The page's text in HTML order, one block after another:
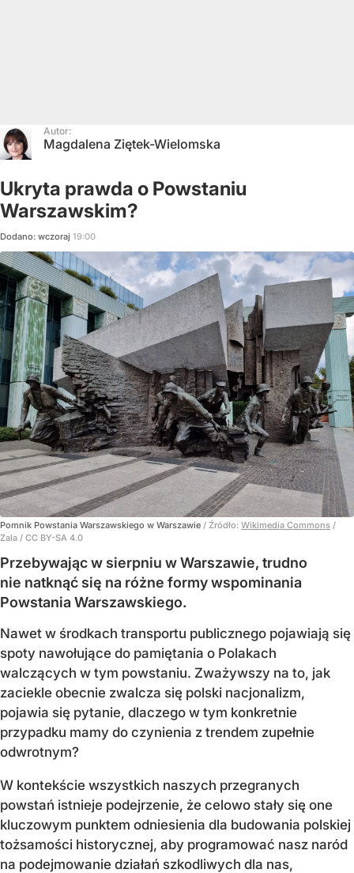
Autor:
Magdalena Ziętek-Wielomska
Ukryta prawda o Powstaniu
Warszawskim?
Dodano: wczoraj 19:00
Pomnik Powstania Warszawskiego w Warszawie / Źródło: Wikimedia Commons /
Zala / CC BY-SA 4.0
Przebywając w sierpniu w Warszawie, trudno
nie natknąć się na różne formy wspominania
Powstania Warszawskiego.
Nawet w środkach transportu publicznego pojawiają się
spoty nawołujące do pamiętania o Polakach
walczących w tym powstaniu. Zważywszy na to, jak
zaciekle obecnie zwalcza się polski nacjonalizm,
pojawia się pytanie, dlaczego w tym konkretnie
przypadku mamy do czynienia z trendem zupełnie
odwrotnym?
W kontekście wszystkich naszych przegranych
powstań istnieje podejrzenie, że celowo stały się one
kluczowym punktem odniesienia dla budowania polskiej
tożsamości historycznej, aby programować nasz naród
na podejmowanie działań szkodliwych dla nas,